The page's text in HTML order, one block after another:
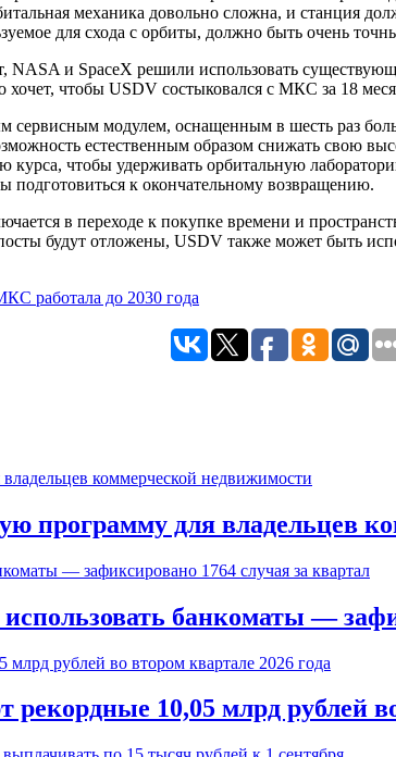
механика довольно сложна, и станция
для схода с орбиты, должно быть очень
NASA и SpaceX решили использовать
хочет, чтобы USDV состыковался с МКС за 18
сервисным модулем, оснащенным в шесть раз
естественным образом снижать свою
курса, чтобы удерживать орбитальную
подготовиться к окончательному возвращению.
в переходе к покупке времени и
будут отложены, USDV также может быть
программу для владельцев
банкоматы —
10,05 млрд рублей